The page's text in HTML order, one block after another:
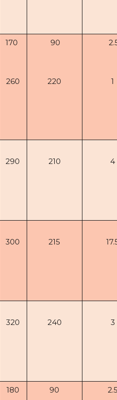
170
260
90
220 1
290 210 4
300 215
320 240 3
180 90 2.5